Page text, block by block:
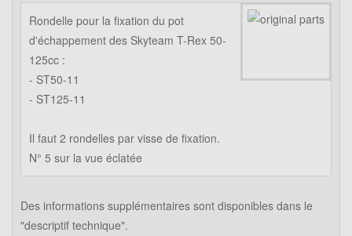
Rondelle pour la fixation du pot
d'échappement des Skyteam T-Rex 50-
125cc :
- ST50-11
- ST125-11
Il faut 2 rondelles par visse de fixation.
N° 5 sur la vue éclatée
Des informations supplémentaires sont disponibles dans le
"descriptif technique".